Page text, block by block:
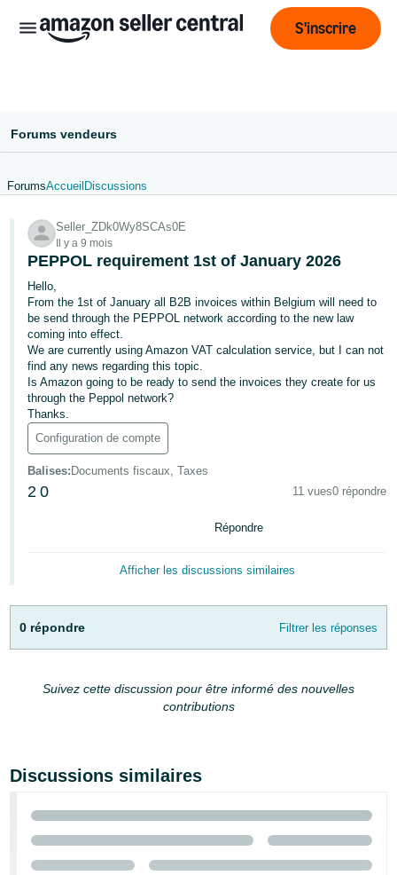
BE
English
- GB
S'inscrire
Forums vendeurs
ForumsAccueil Discussions
Seller_ZDk0Wy8SCAs0E
Il y a 9 mois
PEPPOL requirement 1st of January 2026
Hello,
From the 1st of January all B2B invoices within Belgium will need to
be send through the PEPPOL network according to the new law
coming into effect.
We are currently using Amazon VAT calculation service, but I can not
find any news regarding this topic.
Is Amazon going to be ready to send the invoices they create for us
through the Peppol network?
Thanks.
Configuration de compte
Balises: Documents fiscaux, Taxes
2 0 11 vues0 répondre
Répondre
Afficher les discussions similaires
0 répondre Filtrer les réponses
Suivez cette discussion pour être informé des nouvelles
contributions
Discussions similaires